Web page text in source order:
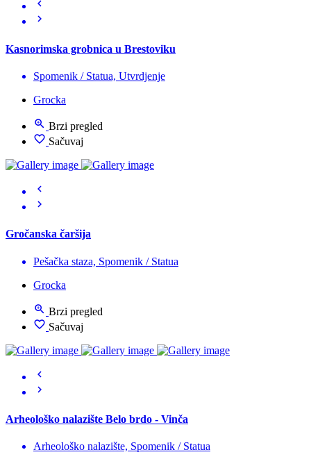
Kasnorimska grobnica u Brestoviku
Spomenik / Statua, Utvrdjenje
Grocka
Brzi pregled
Sačuvaj
Gročanska čaršija
Pešačka staza, Spomenik / Statua
Grocka
Brzi pregled
Sačuvaj
Arheološko nalazište Belo brdo - Vinča
Arheološko nalazište, Spomenik / Statua